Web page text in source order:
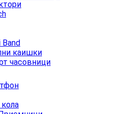
Band
каишки
часовници